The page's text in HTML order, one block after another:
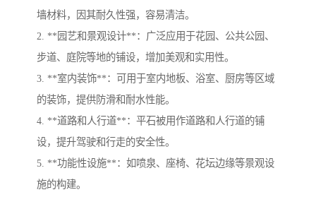
墙材料，因其耐久性强，容易清洁。
2. **园艺和景观设计**：广泛应用于花园、公共公园、
步道、庭院等地的铺设，增加美观和实用性。
3. **室内装饰**：可用于室内地板、浴室、厨房等区域
的装饰，提供防滑和耐水性能。
4. **道路和人行道**：平石被用作道路和人行道的铺
设，提升驾驶和行走的安全性。
5. **功能性设施**：如喷泉、座椅、花坛边缘等景观设
施的构建。